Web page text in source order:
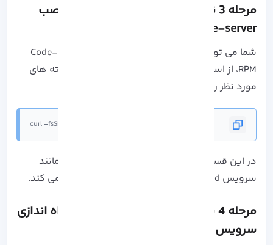
مرحله 3 نصب vscode در آلما لینوکس: نصب
Code-server در آلمالینوکس
شما می توانید به جای دانلود دستی بسته Code-Server
RPM، از اسکریپت برای دانلود استفاده کنید تا بسته های
مورد نظر را پس از واکشی نصب می کند:
curl -fsSL https://code-server.dev/install.sh | sh
در این قسمت، اسکریپت همه ی موارد مورد نیاز مانند
سرویس systemd را برای سرورس Vscode تنظیم می کند.
مرحله 4 نصب vscode در آلما لینوکس: راه اندازی
سرویس Systemd VS Code-server